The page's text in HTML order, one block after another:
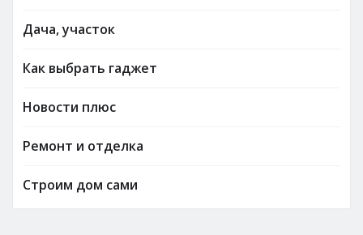
Дача, участок
Как выбрать гаджет
Новости плюс
Ремонт и отделка
Строим дом сами